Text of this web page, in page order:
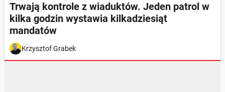
Trwają kontrole z wiaduktów. Jeden patrol w
kilka godzin wystawia kilkadziesiąt
mandatów
Krzysztof Grabek